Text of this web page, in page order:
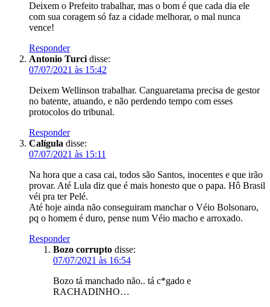
Deixem o Prefeito trabalhar, mas o bom é que cada dia ele
com sua coragem só faz a cidade melhorar, o mal nunca
vence!
Responder
Antonio Turci disse:
07/07/2021 às 15:42
Deixem Wellinson trabalhar. Canguaretama precisa de gestor
no batente, atuando, e não perdendo tempo com esses
protocolos do tribunal.
Responder
Calígula disse:
07/07/2021 às 15:11
Na hora que a casa cai, todos são Santos, inocentes e que irão
provar. Até Lula diz que é mais honesto que o papa. Hô Brasil
véi pra ter Pelé.
Até hoje ainda não conseguiram manchar o Véio Bolsonaro,
pq o homem é duro, pense num Véio macho e arroxado.
Responder
Bozo corrupto disse:
07/07/2021 às 16:54
Bozo tá manchado não.. tá c*gado e
RACHADINHO…